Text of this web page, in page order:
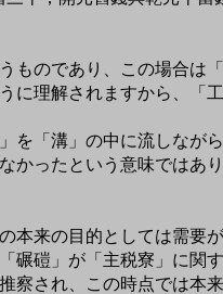
のであり、この場合は
に理解されますから、「
「溝」の中に流しなが
ったという意味ではあ
来の目的としては需要
磑」が「主税寮」に関
察され、この時点では本